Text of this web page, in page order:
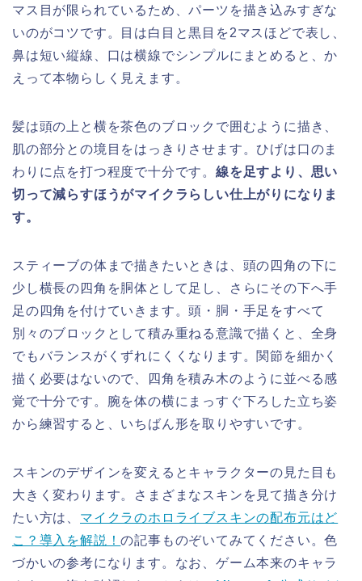
マス目が限られているため、パーツを描き込みすぎな
いのがコツです。目は白目と黒目を2マスほどで表し、
鼻は短い縦線、口は横線でシンプルにまとめると、か
えって本物らしく見えます。
髪は頭の上と横を茶色のブロックで囲むように描き、
肌の部分との境目をはっきりさせます。ひげは口のま
わりに点を打つ程度で十分です。 線を足すより、思い
切って減らすほうがマイクラらしい仕上がりになりま
す。
スティーブの体まで描きたいときは、頭の四角の下に
少し横長の四角を胴体として足し、さらにその下へ手
足の四角を付けていきます。頭・胴・手足をすべて
別々のブロックとして積み重ねる意識で描くと、全身
でもバランスがくずれにくくなります。関節を細かく
描く必要はないので、四角を積み木のように並べる感
覚で十分です。腕を体の横にまっすぐ下ろした立ち姿
から練習すると、いちばん形を取りやすいです。
スキンのデザインを変えるとキャラクターの見た目も
大きく変わります。さまざまなスキンを見て描き分け
たい方は、 マイクラのホロライブスキンの配布元はど
こ？導入を解説！の記事ものぞいてみてください。色
づかいの参考になります。なお、ゲーム本来のキャラ